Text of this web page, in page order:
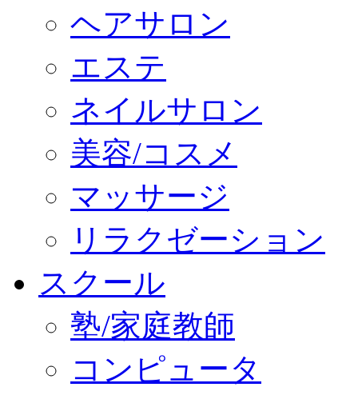
ヘアサロン
エステ
ネイルサロン
美容/コスメ
マッサージ
リラクゼーション
スクール
塾/家庭教師
コンピュータ